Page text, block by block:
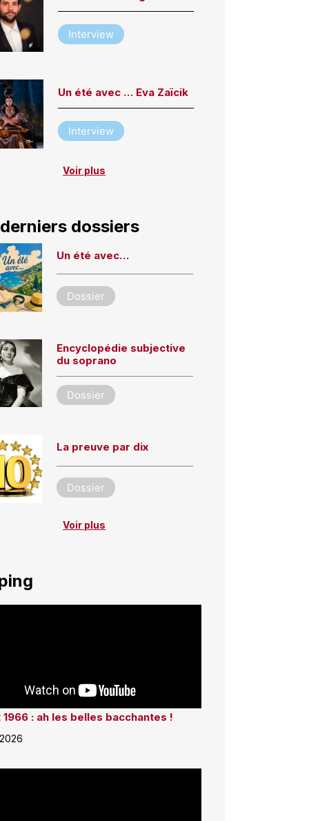
Interview
Un été avec … Eva Zaïcik
Interview
Voir plus
dossiers
Un été avec…
Dossier
Encyclopédie subjective
du soprano
Dossier
La preuve par dix
Dossier
Voir plus
1966 : ah les belles bacchantes !